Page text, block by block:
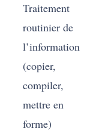
Traitement
routinier de
l’information
(copier,
compiler,
mettre en
forme)